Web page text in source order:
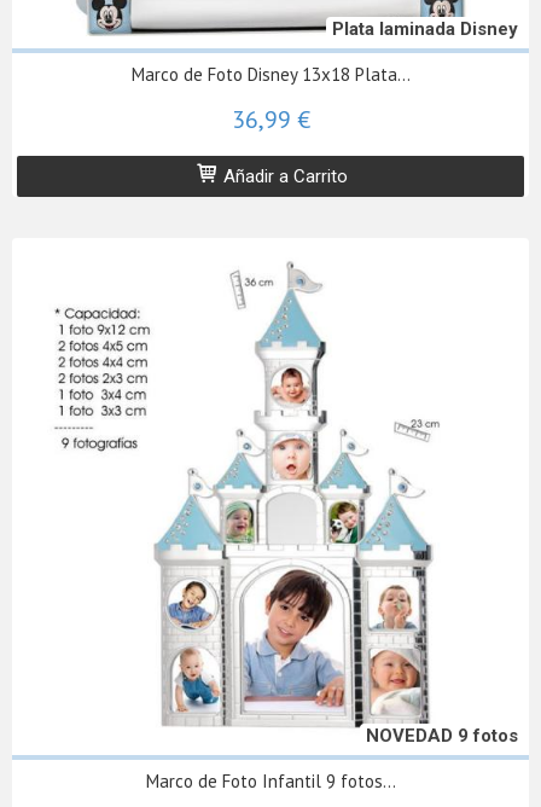
Plata laminada Disney
Marco de Foto Disney 13x18 Plata...
36,99 €
Añadir a Carrito
NOVEDAD 9 fotos
Marco de Foto Infantil 9 fotos...